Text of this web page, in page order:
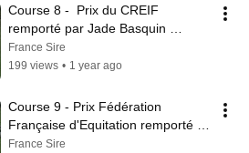
Course 8 -  Prix du CREIF
remporté par Jade Basquin
Marteau & Bimbo Dark
France Sire
199 views • 1 year ago
Course 9 - Prix Fédération
Française d'Equitation remporté
par Sacha Besnier & Risette
France Sire